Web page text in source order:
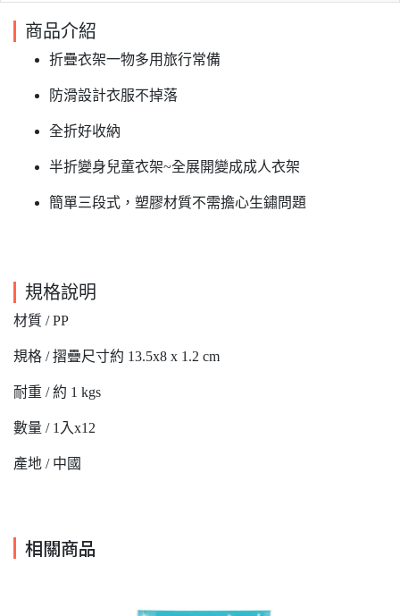
商品介紹
折疊衣架一物多用旅行常備
防滑設計衣服不掉落
全折好收納
半折變身兒童衣架~全展開變成成人衣架
簡單三段式，塑膠材質不需擔心生鏽問題
規格說明
材質 / PP
規格 / 摺疊尺寸約 13.5x8 x 1.2 cm
耐重 / 約 1 kgs
數量 / 1入x12
產地 / 中國
相關商品